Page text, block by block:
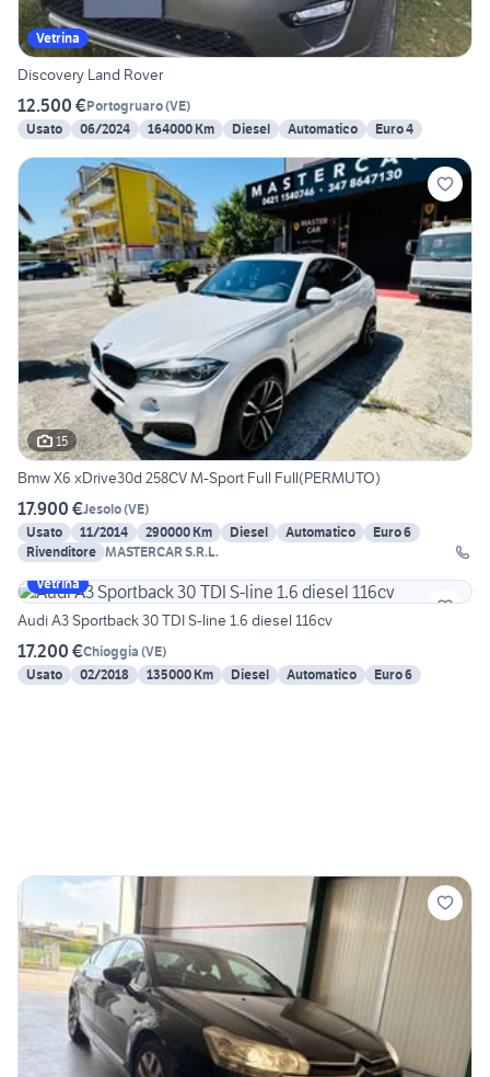
Vetrina
Discovery Land Rover
12.500 €Portogruaro(VE)
Usato
06/2024 164000 Km Diesel Automatico Euro 4
15
Bmw X6 xDrive30d 258CV M-Sport Full Full(PERMUTO)
17.900 €Jesolo(VE)
Usato
11/2014 290000 Km Diesel Automatico
Euro 6
Rivenditore MASTERCAR S.R.L.
Vetrina
Audi A3 Sportback 30 TDI S-line 1.6 diesel 116cv
17.200 €Chioggia (VE)
Usato
02/2018 135000 Km Diesel Automatico Euro 6